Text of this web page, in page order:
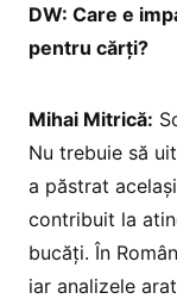
DW: Care e
pentru cărți?
Mihai Mitrică:
Nu trebuie să
a păstrat
contribuit la
bucăți. În
iar analizele